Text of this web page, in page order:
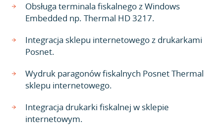
Obsługa terminala fiskalnego z Windows
Embedded np. Thermal HD 3217.
Integracja sklepu internetowego z drukarkami
Posnet.
Wydruk paragonów fiskalnych Posnet Thermal
sklepu internetowego.
Integracja drukarki fiskalnej w sklepie
internetowym.